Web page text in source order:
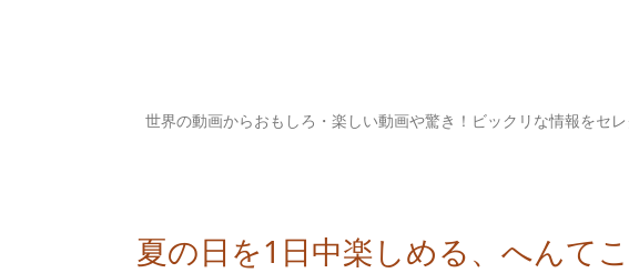
世界の動画からおもしろ・楽しい動画や驚き！ビックリな情報をセ
夏の日を1日中楽しめる、へんて